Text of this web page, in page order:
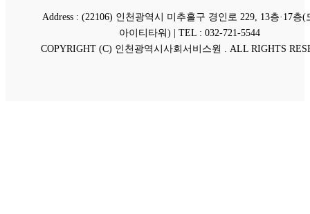
Address : (22106) 인천광역시 미추홀구 경인로 229, 13층·17층(
아이티타워) | TEL : 032-721-5544
COPYRIGHT (C) 인천광역시사회서비스원 . ALL RIGHTS